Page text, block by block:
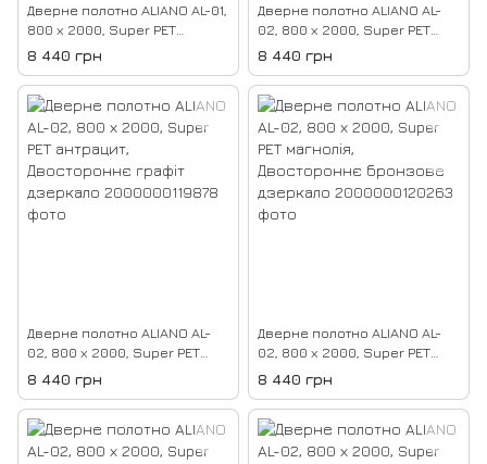
Дверне полотно ALIANO AL-01,
800 х 2000, Super PET
чорний, Двостороннє графіт
дзеркало
8 440 грн
Дверне полотно ALIANO AL-
02, 800 х 2000, Super PET
аляска, Двостороннє
бронзове дзеркало
8 440 грн
Дверне полотно ALIANO AL-
02, 800 х 2000, Super PET
антрацит, Двостороннє
графіт дзеркало
8 440 грн
Дверне полотно ALIANO AL-
02, 800 х 2000, Super PET
магнолія, Двостороннє
бронзове дзеркало
8 440 грн